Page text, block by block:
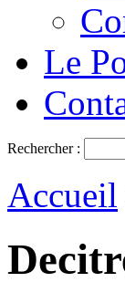
Le
Rechercher :
Accueil